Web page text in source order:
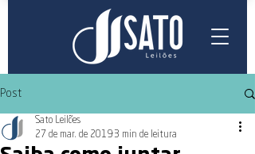
Post
Sato Leilões
27 de mar. de 2019 3 min de leitura